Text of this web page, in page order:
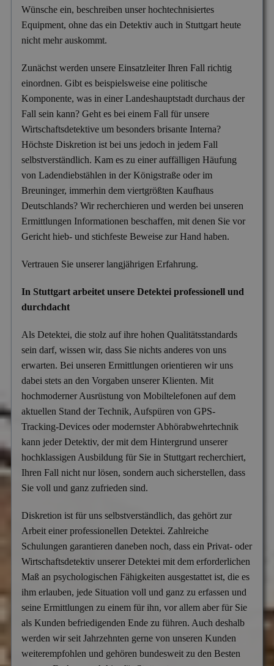
Wünsche ein, beschreiben unser hochtechnisiertes
Equipment, ohne das ein Detektiv auch in Stuttgart heute
nicht mehr auskommt.
Zunächst werden unsere Einsatzleiter Ihren Fall richtig
einordnen. Gibt es beispielsweise eine politische
Komponente, was in einer Landeshauptstadt durchaus der
Fall sein kann? Geht es bei einem Fall für unsere
Wirtschaftsdetektive um besonders brisante Interna?
Höchste Diskretion ist bei uns jedoch in jedem Fall
selbstverständlich. Kam es zu einer auffälligen Häufung
von Ladendiebstählen in der Königstraße oder im
Breuninger, immerhin dem viertgrößten Kaufhaus
Deutschlands? Wir recherchieren und werden bei unseren
Ermittlungen Informationen beschaffen, mit denen Sie vor
Gericht hieb- und stichfeste Beweise zur Hand haben.
Vertrauen Sie unserer langjährigen Erfahrung.
In Stuttgart arbeitet unsere Detektei professionell und
durchdacht
Als Detektei, die stolz auf ihre hohen Qualitätsstandards
sein darf, wissen wir, dass Sie nichts anderes von uns
erwarten. Bei unseren Ermittlungen orientieren wir uns
dabei stets an den Vorgaben unserer Klienten. Mit
hochmoderner Ausrüstung von Mobiltelefonen auf dem
aktuellen Stand der Technik, Aufspüren von GPS-
Tracking-Devices oder modernster Abhörabwehrtechnik
kann jeder Detektiv, der mit dem Hintergrund unserer
hochklassigen Ausbildung für Sie in Stuttgart recherchiert,
Ihren Fall nicht nur lösen, sondern auch sicherstellen, dass
Sie voll und ganz zufrieden sind.
Diskretion ist für uns selbstverständlich, das gehört zur
Arbeit einer professionellen Detektei. Zahlreiche
Schulungen garantieren daneben noch, dass ein Privat- oder
Wirtschaftsdetektiv unserer Detektei mit dem erforderlichen
Maß an psychologischen Fähigkeiten ausgestattet ist, die es
ihm erlauben, jede Situation voll und ganz zu erfassen und
seine Ermittlungen zu einem für ihn, vor allem aber für Sie
als Kunden befriedigenden Ende zu führen. Auch deshalb
werden wir seit Jahrzehnten gerne von unseren Kunden
weiterempfohlen und gehören bundesweit zu den Besten